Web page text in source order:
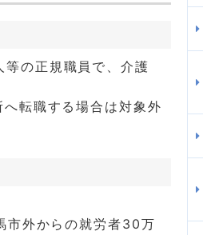
の正規職員で、介護
転職する場合は対象外
市外からの就労者30万